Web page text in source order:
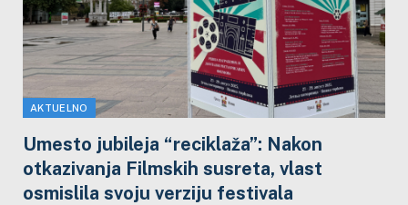
AKTUELNO
Umesto jubileja “reciklaža”: Nakon
otkazivanja Filmskih susreta, vlast
osmislila svoju verziju festivala